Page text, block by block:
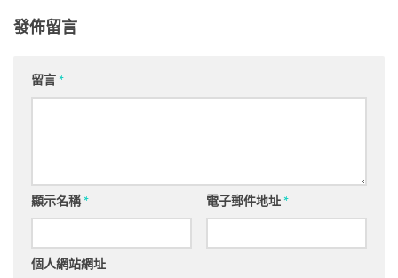
發佈留言
留言*
顯示名稱* 電子郵件地址*
個人網站網址